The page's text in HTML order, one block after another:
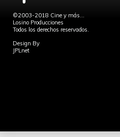
©2003-2018 Cine y más...
Losino Producciones
Todos los derechos reservados.
Design By
JPLnet